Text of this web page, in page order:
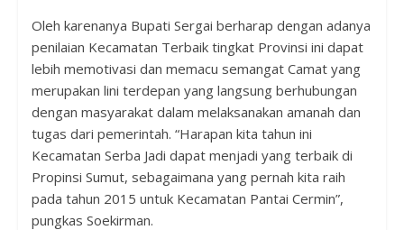
Oleh karenanya Bupati Sergai berharap dengan adanya
penilaian Kecamatan Terbaik tingkat Provinsi ini dapat
lebih memotivasi dan memacu semangat Camat yang
merupakan lini terdepan yang langsung berhubungan
dengan masyarakat dalam melaksanakan amanah dan
tugas dari pemerintah. “Harapan kita tahun ini
Kecamatan Serba Jadi dapat menjadi yang terbaik di
Propinsi Sumut, sebagaimana yang pernah kita raih
pada tahun 2015 untuk Kecamatan Pantai Cermin”,
pungkas Soekirman.